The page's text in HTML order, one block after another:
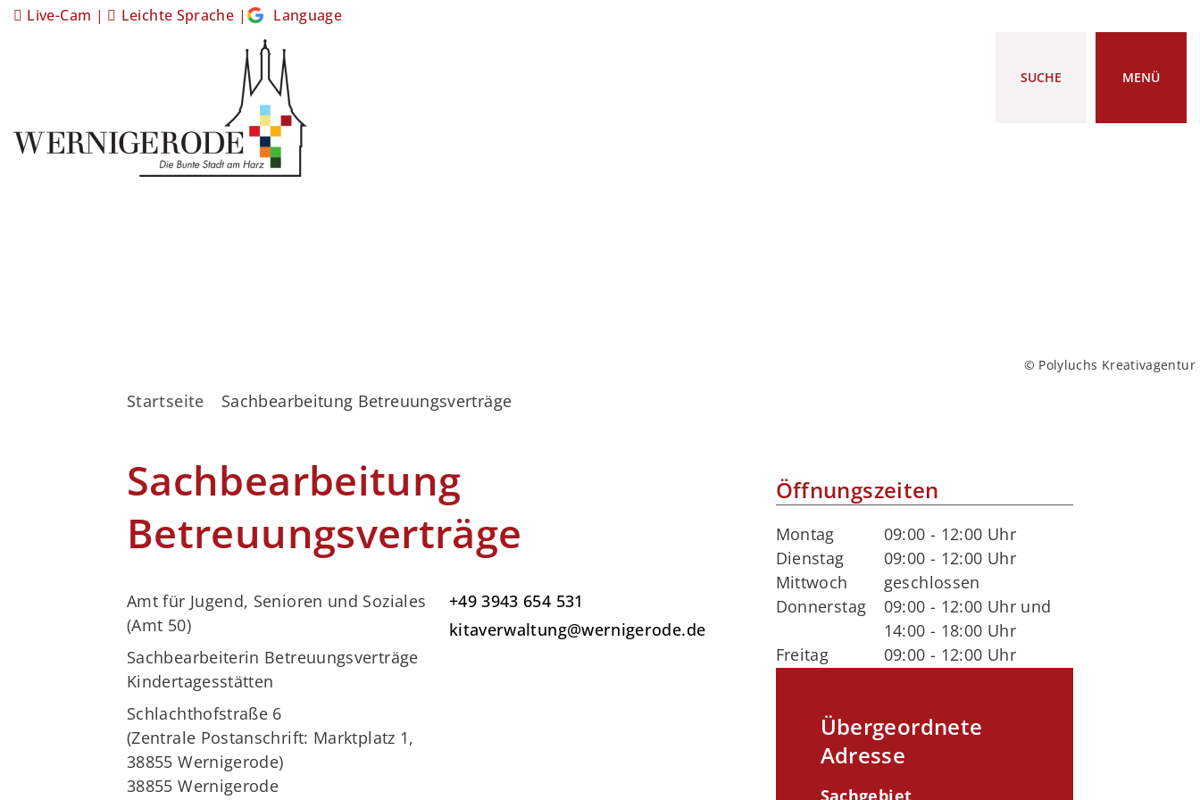
Live-Cam | Leichte Sprache | Language
SUCHE MENÜ
© Polyluchs Kreativagentur
Startseite Sachbearbeitung Betreuungsverträge
Sachbearbeitung
Betreuungsverträge
Amt für Jugend, Senioren und Soziales
(Amt 50)
Sachbearbeiterin Betreuungsverträge
Kindertagesstätten
Schlachthofstraße 6
(Zentrale Postanschrift: Marktplatz 1,
38855 Wernigerode)
38855 Wernigerode
+49 3943 654 531
kitaverwaltung@wernigerode.de
Öffnungszeiten
Montag
09:00 - 12:00 Uhr
Dienstag
09:00 - 12:00 Uhr
Mittwoch
geschlossen
Donnerstag
09:00 - 12:00 Uhr und
14:00 - 18:00 Uhr
Freitag
09:00 - 12:00 Uhr
Übergeordnete
Adresse